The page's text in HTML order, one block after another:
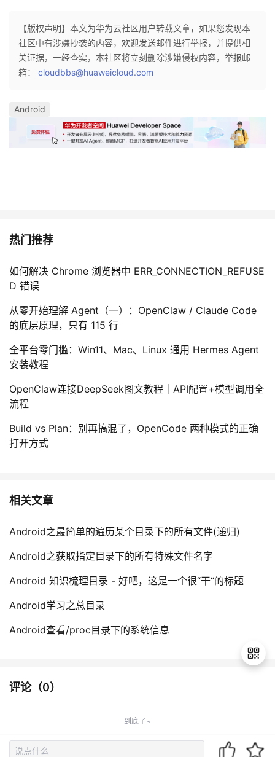
【版权声明】本文为华为云社区用户转载文章，如果您发现本
社区中有涉嫌抄袭的内容，欢迎发送邮件进行举报，并提供相
关证据，一经查实，本社区将立刻删除涉嫌侵权内容，举报邮
箱： cloudbbs@huaweicloud.com
Android
热门推荐
如何解决 Chrome 浏览器中 ERR_CONNECTION_REFUSE
D 错误
从零开始理解 Agent（一）：OpenClaw / Claude Code
的底层原理，只有 115 行
全平台零门槛：Win11、Mac、Linux 通用 Hermes Agent
安装教程
OpenClaw连接DeepSeek图文教程｜API配置+模型调用全
流程
Build vs Plan：别再搞混了，OpenCode 两种模式的正确
打开方式
相关文章
Android之最简单的遍历某个目录下的所有文件(递归)
Android之获取指定目录下的所有特殊文件名字
Android 知识梳理目录 - 好吧，这是一个很“干“的标题
Android学习之总目录
Android查看/proc目录下的系统信息
评论（0）
到底了~